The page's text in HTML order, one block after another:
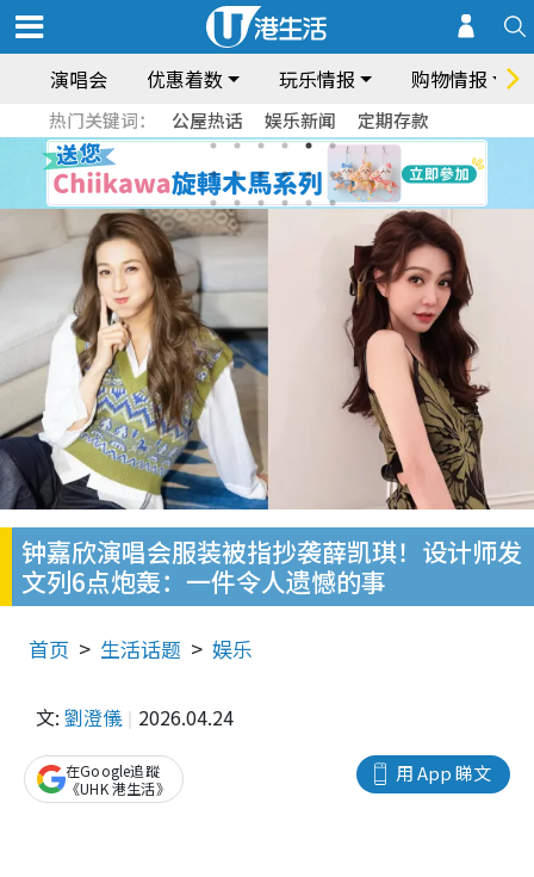
演唱会 优惠着数 玩乐情报 购物情报
热门关键词： 公屋热话 娱乐新闻 定期存款
钟嘉欣演唱会服装被指抄袭薛凯琪！设计师发
文列6点炮轰：一件令人遗憾的事
首页 生活话题 娱乐
文: 劉澄儀 2026.04.24
用 App 睇文
在Google追蹤
《UHK 港生活》